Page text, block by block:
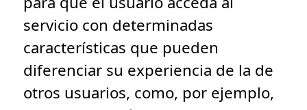
servicio con determinadas
características que pueden
diferenciar su experiencia de la de
otros usuarios, como, por ejemplo,